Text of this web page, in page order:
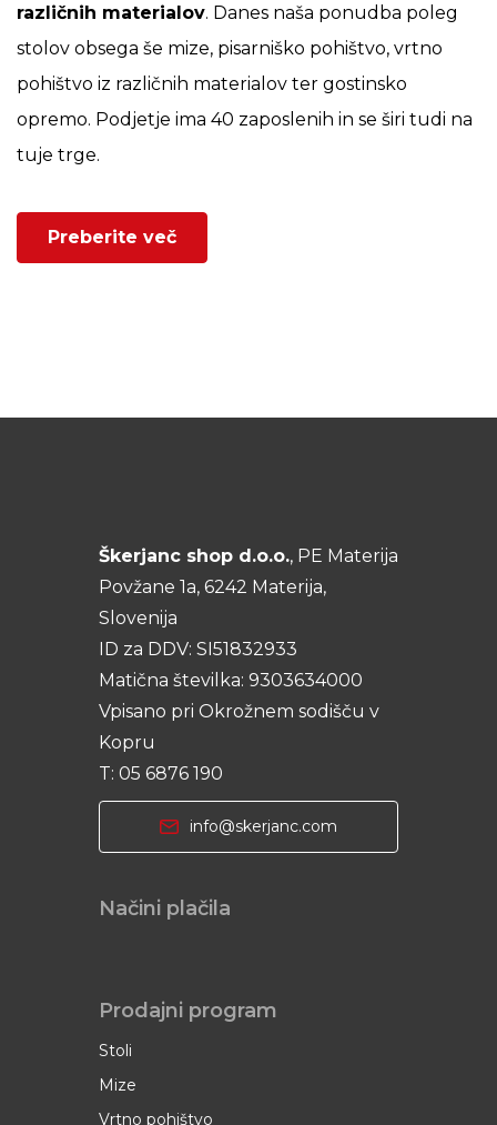
različnih materialov. Danes naša ponudba poleg
stolov obsega še mize, pisarniško pohištvo, vrtno
pohištvo iz različnih materialov ter gostinsko
opremo. Podjetje ima 40 zaposlenih in se širi tudi na
tuje trge.
Preberite več
Škerjanc shop d.o.o., PE Materija
Povžane 1a, 6242 Materija,
Slovenija
ID za DDV: SI51832933
Matična številka: 9303634000
Vpisano pri Okrožnem sodišču v
Kopru
T: 05 6876 190
info@skerjanc.com
Prodajni program
Stoli
Mize
Vrtno pohištvo
Načini plačila